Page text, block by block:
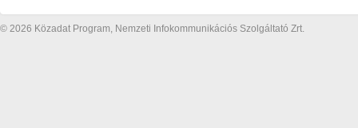
© 2026 Közadat Program, Nemzeti Infokommunikációs Szolgáltató Zrt.